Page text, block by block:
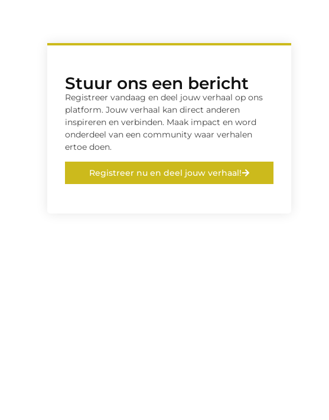
Stuur ons een bericht
Registreer vandaag en deel jouw verhaal op ons
platform. Jouw verhaal kan direct anderen
inspireren en verbinden. Maak impact en word
onderdeel van een community waar verhalen
ertoe doen.
Registreer nu en deel jouw verhaal!